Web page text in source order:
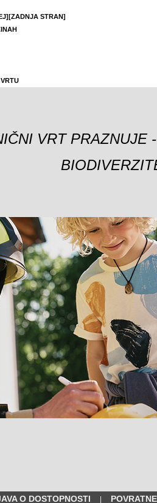
[ZADNJA STRAN]
VRT PRAZNUJE
O DOSTOPNOSTI